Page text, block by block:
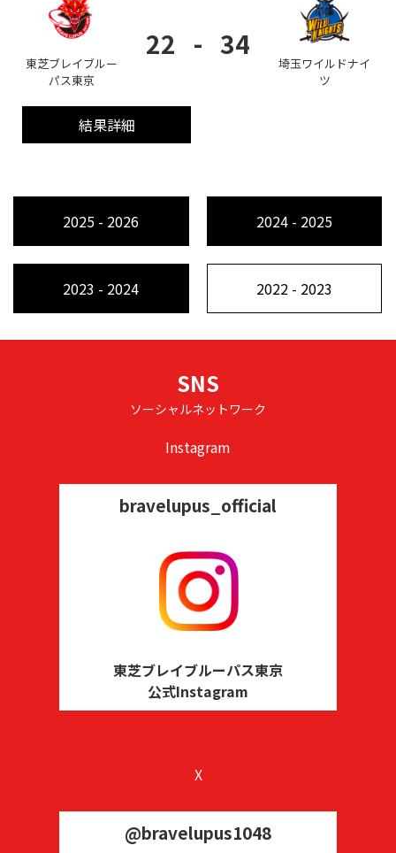
東芝ブレイブルー
パス東京
22 - 34
埼玉ワイルドナイ
ツ
結果詳細
2025 - 2026 2024 - 2025
2023 - 2024 2022 - 2023
SNS
ソーシャルネットワーク
Instagram
bravelupus_official
東芝ブレイブルーパス東京
公式Instagram
X
@bravelupus1048